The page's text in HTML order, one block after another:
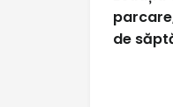
în
de